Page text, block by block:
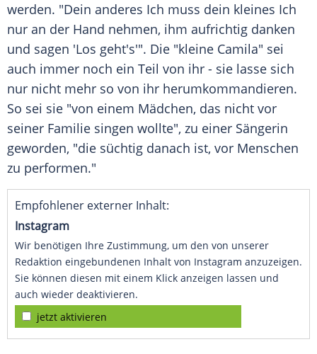
werden. "Dein anderes Ich muss dein kleines Ich
nur an der Hand nehmen, ihm aufrichtig danken
und sagen 'Los geht's'". Die "kleine Camila" sei
auch immer noch ein Teil von ihr - sie lasse sich
nur nicht mehr so von ihr herumkommandieren.
So sei sie "von einem Mädchen, das nicht vor
seiner Familie singen wollte", zu einer Sängerin
geworden, "die süchtig danach ist, vor Menschen
zu performen."
Empfohlener externer Inhalt:
Instagram
Wir benötigen Ihre Zustimmung, um den von unserer
Redaktion eingebundenen Inhalt von Instagram anzuzeigen.
Sie können diesen mit einem Klick anzeigen lassen und
auch wieder deaktivieren.
jetzt aktivieren